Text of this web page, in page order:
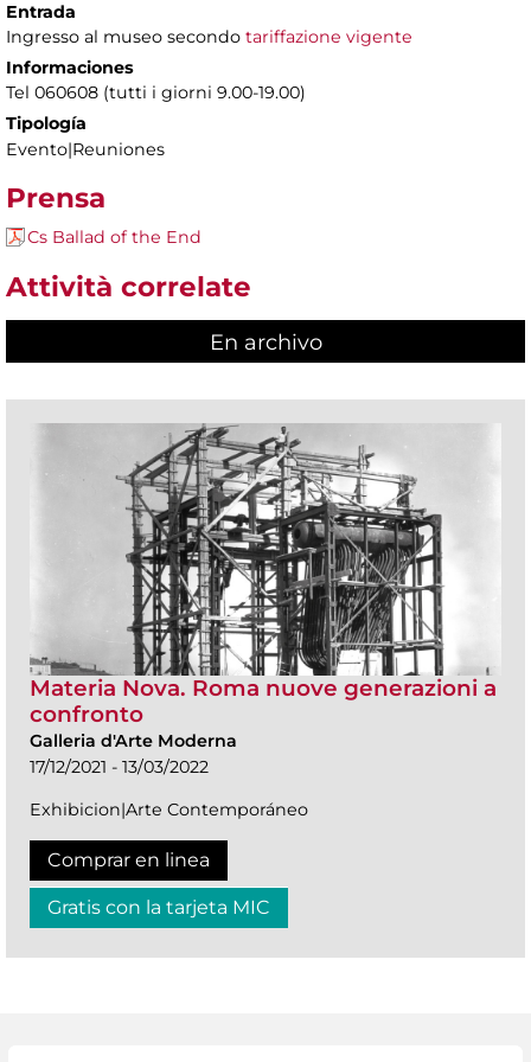
Entrada
Ingresso al museo secondo tariffazione vigente
Informaciones
Tel 060608 (tutti i giorni 9.00-19.00)
Tipología
Evento|Reuniones
Prensa
Cs Ballad of the End
Attività correlate
En archivo
Materia Nova. Roma nuove generazioni a
confronto
Galleria d'Arte Moderna
17/12/2021 - 13/03/2022
Exhibicion|Arte Contemporáneo
Comprar en linea
Gratis con la tarjeta MIC